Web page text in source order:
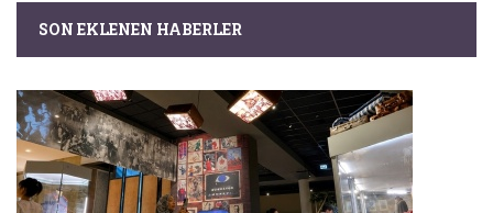
SON EKLENEN HABERLER